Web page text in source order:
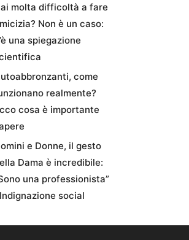
molta difficoltà a fare
Non è un caso:
una spiegazione
come
realmente?
cosa è importante
e Donne, il gesto
Dama è incredibile:
una professionista”
| Indignazione social